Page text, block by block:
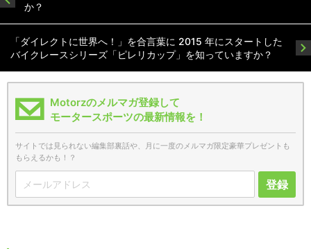
か？
「ダイレクトに世界へ！」を合言葉に 2015 年にスタートした
バイクレースシリーズ「ピレリカップ」を知っていますか？
Motorzのメルマガ登録して
モータースポーツの最新情報を！
サイトでは見られない編集部裏話や、月に一度のメルマガ限定豪華プレゼントも
もらえるかも！？
登録